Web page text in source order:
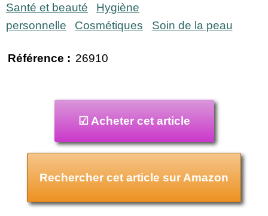
Santé et beauté
Hygiène
personnelle
Cosmétiques Soin de la peau
Référence : 26910
☑ Acheter cet article
Rechercher cet article sur Amazon